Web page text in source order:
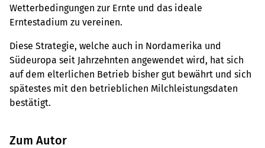
Wetterbedingungen zur Ernte und das ideale
Erntestadium zu vereinen.
Diese Strategie, welche auch in Nordamerika und
Südeuropa seit Jahrzehnten angewendet wird, hat sich
auf dem elterlichen Betrieb bisher gut bewährt und sich
spätestes mit den betrieblichen Milchleistungsdaten
bestätigt.
Zum Autor